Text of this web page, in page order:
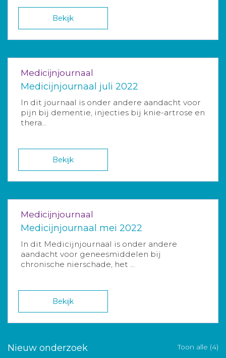
Bekijk
Medicijnjournaal
Medicijnjournaal juli 2022
In dit journaal is onder andere aandacht voor
pijn bij dementie, injecties bij knie-artrose en
thera...
Bekijk
Medicijnjournaal
Medicijnjournaal mei 2022
In dit Medicijnjournaal is onder andere
aandacht voor geneesmiddelen bij
chronische nierschade, het ...
Bekijk
Nieuw onderzoek Toon alle (4)